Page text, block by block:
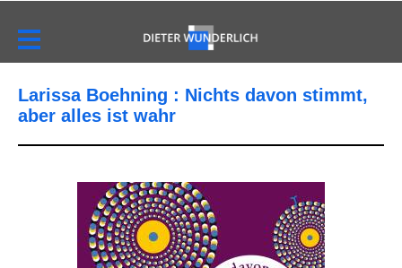
Larissa Boehning : Nichts davon stimmt,
aber alles ist wahr